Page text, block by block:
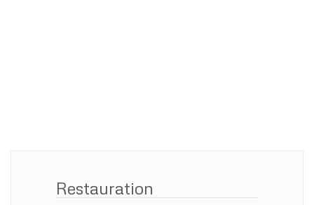
Restauration